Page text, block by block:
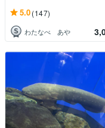
5.0(147)
わたなべ あや